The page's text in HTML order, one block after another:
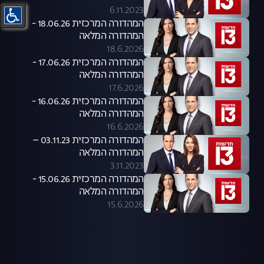
6.11.2023
המהדורה המרכזית 18.06.26 -
המהדורה המלאה
18.6.2026
המהדורה המרכזית 17.06.26 -
המהדורה המלאה
17.6.2026
המהדורה המרכזית 16.06.26 -
המהדורה המלאה
16.6.2026
המהדורה המרכזית 03.11.23 –
המהדורה המלאה
3.11.2023
המהדורה המרכזית 15.06.26 -
המהדורה המלאה
15.6.2026